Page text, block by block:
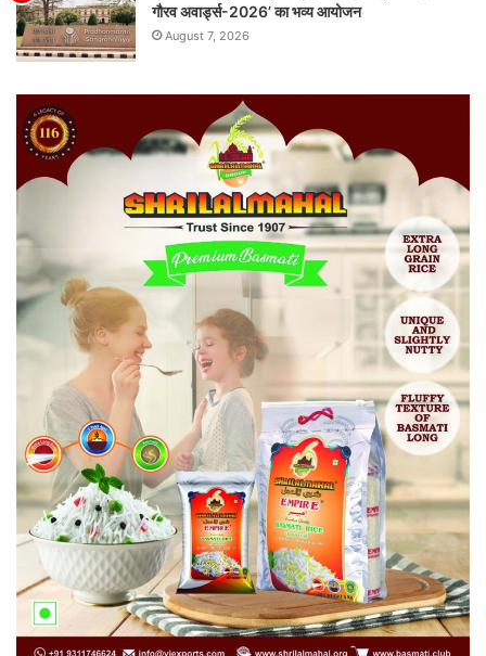
गौरव अवार्ड्स-2026’ का भव्य आयोजन
August 7, 2026